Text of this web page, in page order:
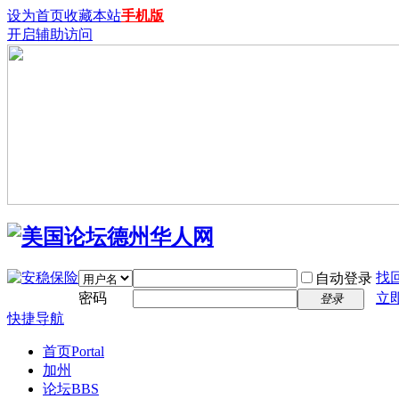
设为首页收藏本站手机版
开启辅助访问
自动登录 找
密码
登录
立
快捷导航
首页Portal
加州
论坛BBS